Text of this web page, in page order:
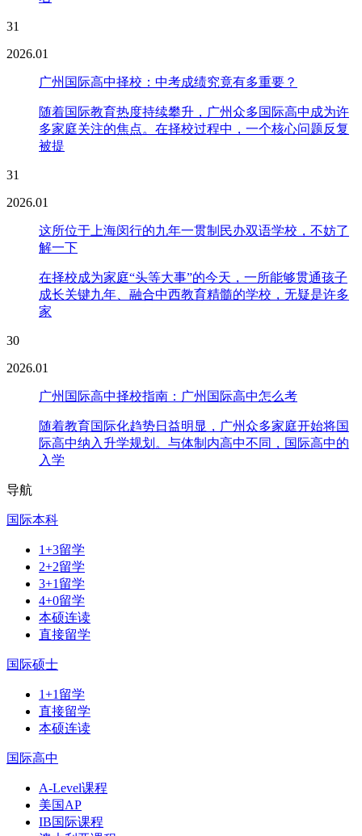
31
2026.01
广州国际高中择校：中考成绩究竟有多重要？
随着国际教育热度持续攀升，广州众多国际高中成为许
多家庭关注的焦点。在择校过程中，一个核心问题反复
被提
31
2026.01
这所位于上海闵行的九年一贯制民办双语学校，不妨了
解一下
在择校成为家庭“头等大事”的今天，一所能够贯通孩子
成长关键九年、融合中西教育精髓的学校，无疑是许多
家
30
2026.01
广州国际高中择校指南：广州国际高中怎么考
随着教育国际化趋势日益明显，广州众多家庭开始将国
际高中纳入升学规划。与体制内高中不同，国际高中的
入学
导航
国际本科
1+3留学
2+2留学
3+1留学
4+0留学
本硕连读
直接留学
国际硕士
1+1留学
直接留学
本硕连读
国际高中
A-Level课程
美国AP
IB国际课程